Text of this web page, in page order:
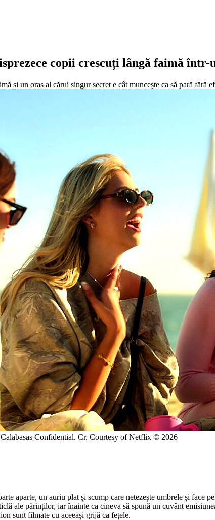
copii crescuți lângă faimă
și un oraș al cărui singur secret e cât muncește ca să pară fără
Confidential. Cr. Courtesy of Netflix © 2026
aparte, un auriu plat și scump care netezește umbrele și face
ale părinților, iar înainte ca cineva să spună un cuvânt
sunt filmate cu aceeași grijă ca fețele.